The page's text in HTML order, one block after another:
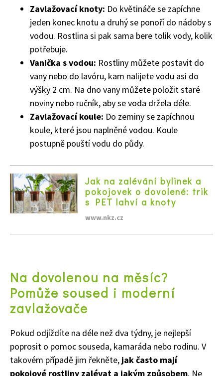
Zavlažovací knoty: Do květináče se zapíchne
jeden konec knotu a druhý se ponoří do nádoby s
vodou. Rostlina si pak sama bere tolik vody, kolik
potřebuje.
Vanička s vodou: Rostliny můžete postavit do
vany nebo do lavóru, kam nalijete vodu asi do
výšky 2 cm. Na dno vany můžete položit staré
noviny nebo ručník, aby se voda držela déle.
Zavlažovací koule: Do zeminy se zapíchnou
koule, které jsou naplněné vodou. Koule
postupně pouští vodu do půdy.
Jak na zalévání bylinek a
pokojovek o dovolené: trik
s PET lahví a knoty
www.nkz.cz
Na dovolenou na měsíc?
Pomůže soused i moderní
zavlažovače
Pokud odjíždíte na déle než dva týdny, je nejlepší
poprosit o pomoc souseda, kamaráda nebo rodinu. V
takovém případě jim řekněte, jak často mají
pokojové rostliny zalévat a jakým způsobem. Ne